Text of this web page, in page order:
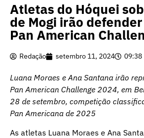
Atletas do Hóquei
de Mogi irão
Pan American
Redação setembro 11, 2024 09:38
Luana Moraes e Ana Santana irão
Pan American Challenge 2024, em
28 de setembro, competição
Pan Americana de 2025
As atletas Luana Moraes e Ana